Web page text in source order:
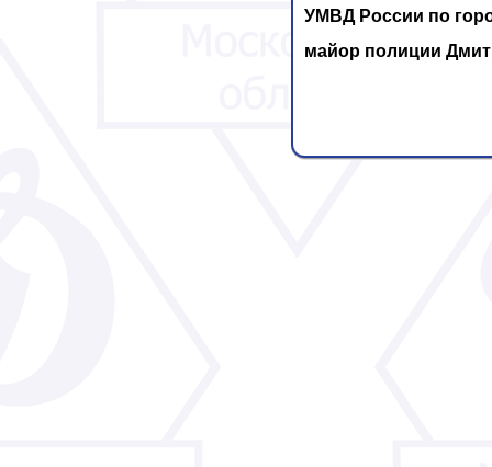
УМВД России по
майор полиции